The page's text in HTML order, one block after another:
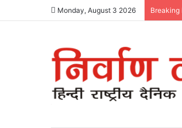
Monday, August 3 2026 Breaking